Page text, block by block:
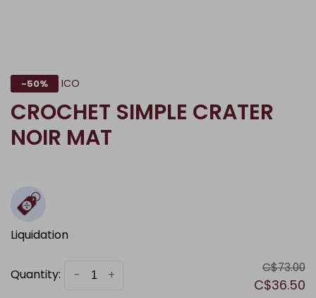
-50% ICO
CROCHET SIMPLE CRATER
NOIR MAT
Liquidation
Quantity: +
- C$73.00
C$36.50